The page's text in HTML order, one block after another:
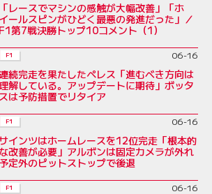
「レースでマシンの感触が大幅改善」「ホ
イールスピンがひどく最悪の発進だった」／
F1第7戦決勝トップ10コメント（1）
F1 06-16
続完走を果たしたペレス「進むべき方向は
理解している。アップデートに期待」ボッタ
スは予防措置でリタイア
F1 06-16
インツはホームレースを12位完走「根本的
な改善が必要」アルボンは固定カメラが外れ
予定外のピットストップで後退
F1 06-16